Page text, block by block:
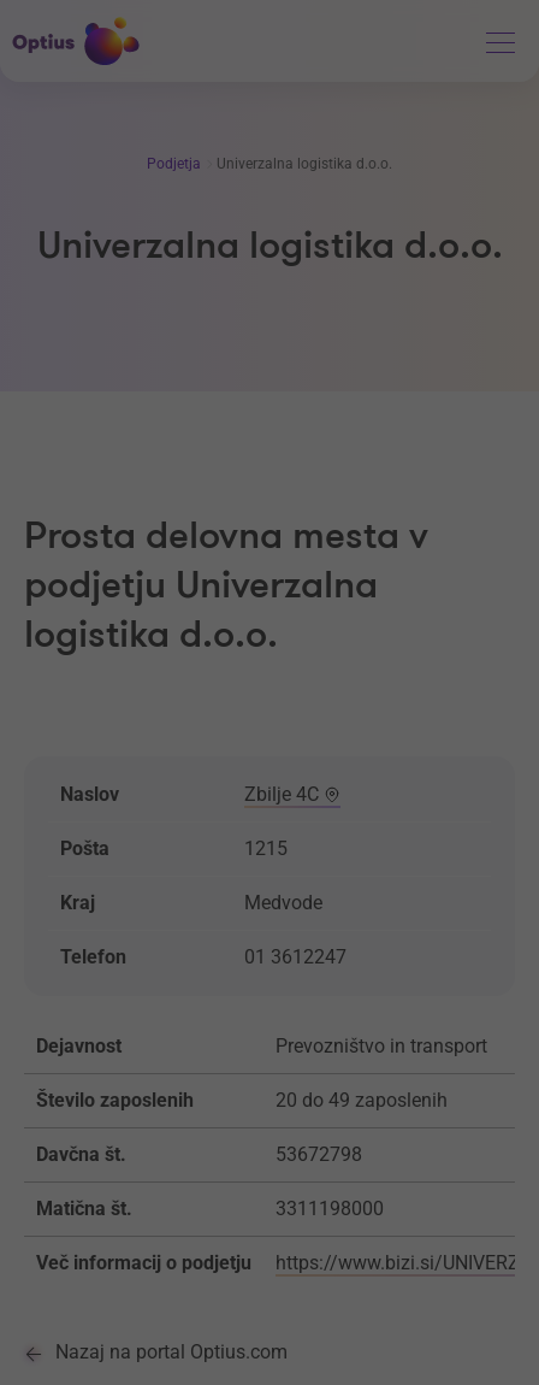
Podjetja Univerzalna logistika d.o.o.
Univerzalna logistika d.o.o.
Prosta delovna mesta v
podjetju Univerzalna
logistika d.o.o.
Naslov Zbilje 4C
Pošta 1215
Kraj Medvode
Telefon 01 3612247
Dejavnost Prevozništvo in transport
Število zaposlenih 20 do 49 zaposlenih
Davčna št. 53672798
Matična št. 3311198000
Več informacij o podjetju https://www.bizi.si/
Nazaj na portal Optius.com